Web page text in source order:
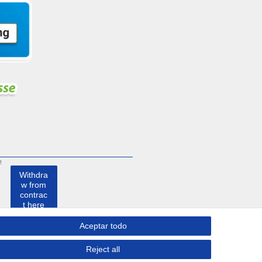
Aceptar todo
Reject all
Withdra
w from
contrac
t here